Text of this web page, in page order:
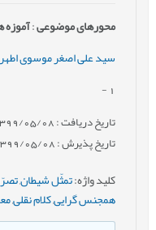
محورهای موضوعی:آموزه
سید علی اصغر موسوی اطهر
-
تاریخ دریافت : 1399/05/08
تاریخ پذیرش : 1399/05/08
کلید واژه:تمثّل شیطان,
همجنس گرایی,کلام نقلی,